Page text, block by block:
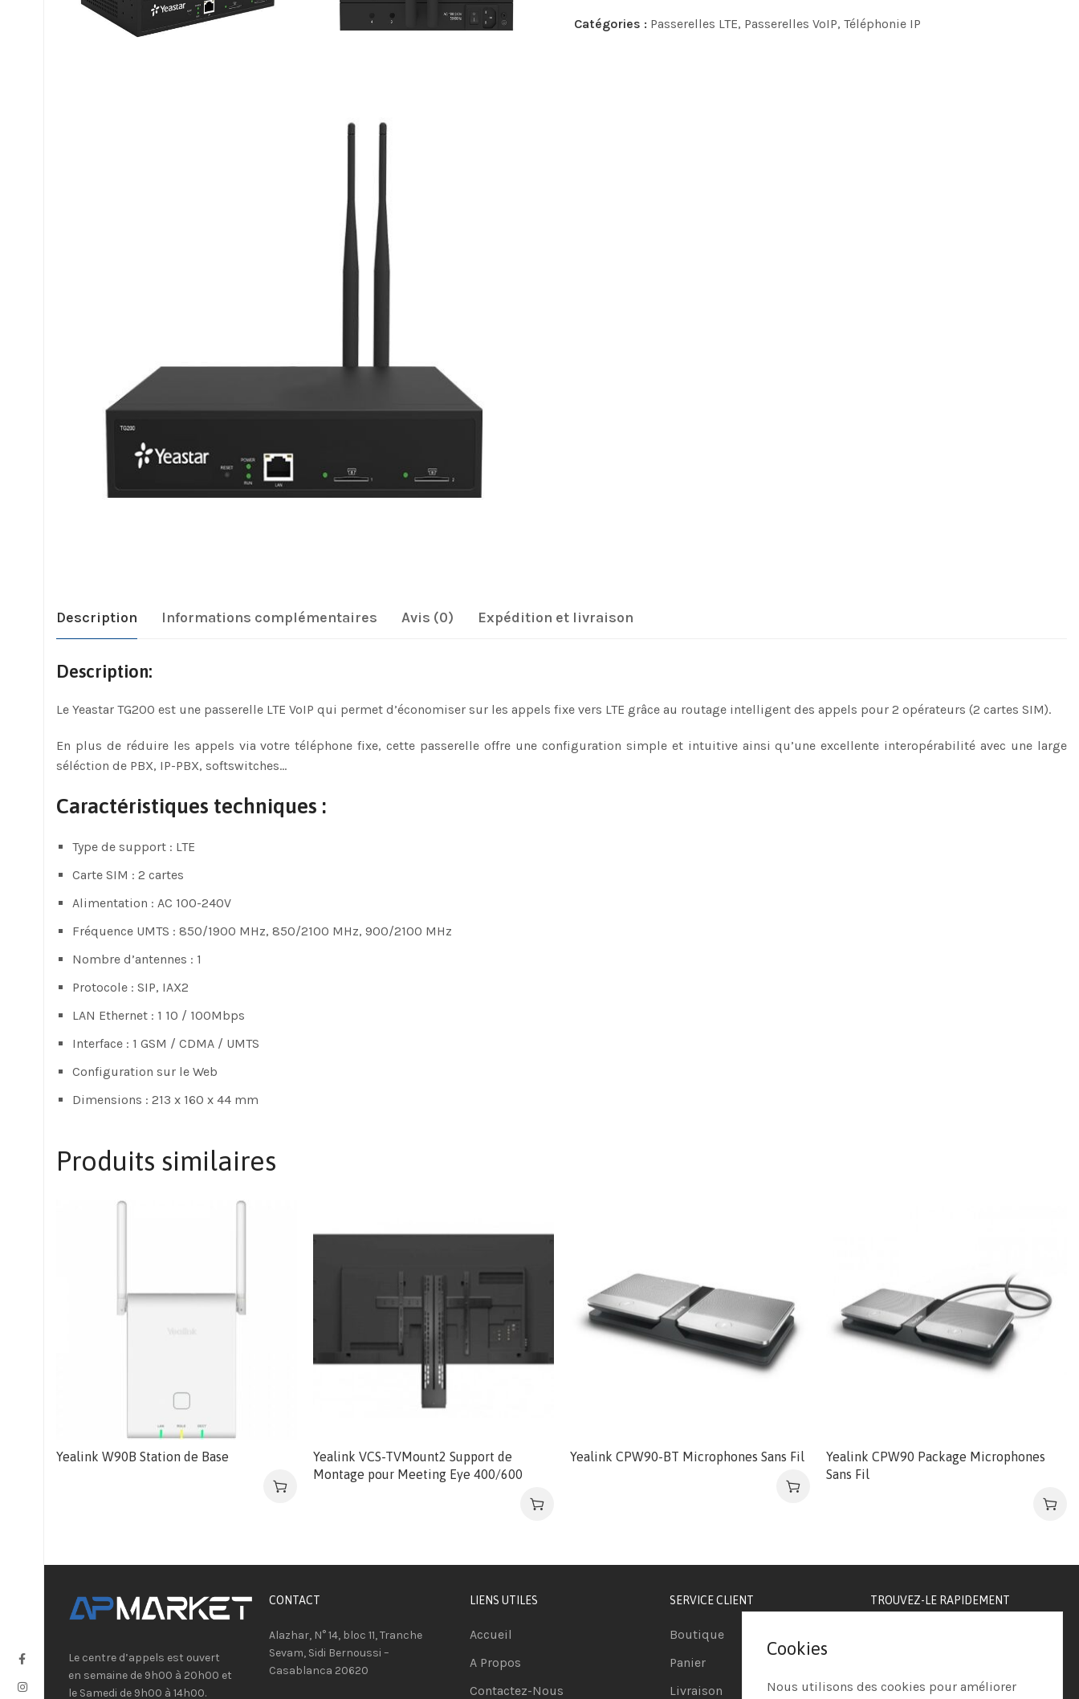
Catégories : Passerelles LTE, Passerelles VoIP, Téléphonie IP
Description Informations complémentaires Avis (0) Expédition et livraison
Description:
Le Yeastar TG200 est une passerelle LTE VoIP qui permet d’économiser sur les appels fixe vers LTE grâce au routage intelligent des appels pour 2 opérateurs (2 cartes SIM).
En plus de réduire les appels via votre téléphone fixe, cette passerelle offre une configuration simple et intuitive ainsi qu’une excellente interopérabilité avec une large
séléction de PBX, IP-PBX, softswitches…
Caractéristiques techniques :
Type de support : LTE
Carte SIM : 2 cartes
Alimentation : AC 100-240V
Fréquence UMTS : 850/1900 MHz, 850/2100 MHz, 900/2100 MHz
Nombre d’antennes : 1
Protocole : SIP, IAX2
LAN Ethernet : 1 10 / 100Mbps
Interface : 1 GSM / CDMA / UMTS
Configuration sur le Web
Dimensions : 213 x 160 x 44 mm
Produits similaires
Yealink W90B Station de Base
Yealink VCS-TVMount2 Support de
Montage pour Meeting Eye 400/600
Yealink CPW90-BT Microphones Sans Fil
Yealink CPW90 Package Microphones
Sans Fil
Le centre d’appels est ouvert
en semaine de 9h00 à 20h00 et
le Samedi de 9h00 à 14h00.
CONTACT​
Alazhar, N° 14, bloc 11, Tranche
Sevam, Sidi Bernoussi –
Casablanca 20620
LIENS UTILES
Accueil
A Propos
Contactez-Nous
SERVICE CLIENT
Boutique
Panier
Livraison
TROUVEZ-LE RAPIDEMENT
Casques
Cookies
Nous utilisons des cookies pour améliorer